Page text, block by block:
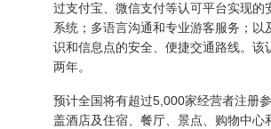
过支付宝、微信支付等认可平台实现的
系统；多语言沟通和专业游客服务；以
识和信息点的安全、便捷交通路线。该
两年。
预计全国将有超过5,000家经营者注册
盖酒店及住宿、餐厅、景点、购物中心